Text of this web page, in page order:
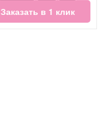
Заказать в 1 клик